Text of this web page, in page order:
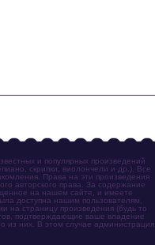
и популярных произведений
скрипки, виолончели и др.). Все
Права на эти произведения
авторского права. За содержание
на нашем сайте, и имеете
доступна нашим пользователям,
на страницу произведения (будь то
подтверждающие ваше владение
из них. В этом случае администрация